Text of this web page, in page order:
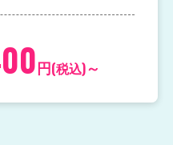
円(税込)～